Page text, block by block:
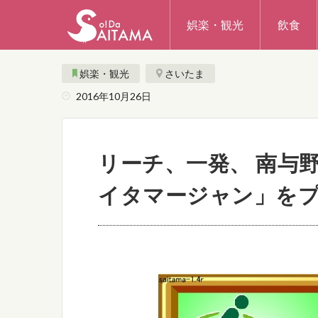
娯楽・観光 飲食
娯楽・観光
さいたま
2016年10月26日
リーチ、一発、 南与
イタマージャン」を